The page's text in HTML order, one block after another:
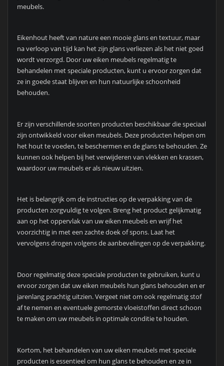
meubels.
Eikenhout heeft van nature een mooie glans en textuur, maar
na verloop van tijd kan het zijn glans verliezen als het niet goed
wordt verzorgd. Door uw eiken meubels regelmatig te
behandelen met speciale producten, kunt u ervoor zorgen dat
ze in goede staat blijven en hun natuurlijke schoonheid
behouden.
Er zijn verschillende soorten producten beschikbaar die speciaal
zijn ontwikkeld voor eiken meubels. Deze producten helpen om
het hout te voeden, te beschermen en de glans te behouden. Ze
kunnen ook helpen bij het verwijderen van vlekken en krassen,
waardoor uw meubels er als nieuw uitzien.
Het is belangrijk om de instructies op de verpakking van de
producten zorgvuldig te volgen. Breng het product gelijkmatig
aan op het oppervlak van uw eiken meubels en wrijf het
voorzichtig in met een zachte doek of spons. Laat het
vervolgens drogen volgens de aanbevelingen op de verpakking.
Door regelmatig deze speciale producten te gebruiken, kunt u
ervoor zorgen dat uw eiken meubels hun glans behouden en er
jarenlang prachtig uitzien. Vergeet niet om ook regelmatig stof
af te nemen en eventuele gemorste vloeistoffen direct schoon
te maken om uw meubels in optimale conditie te houden.
Kortom, het behandelen van uw eiken meubels met speciale
producten is essentieel om hun glans te behouden en ze in